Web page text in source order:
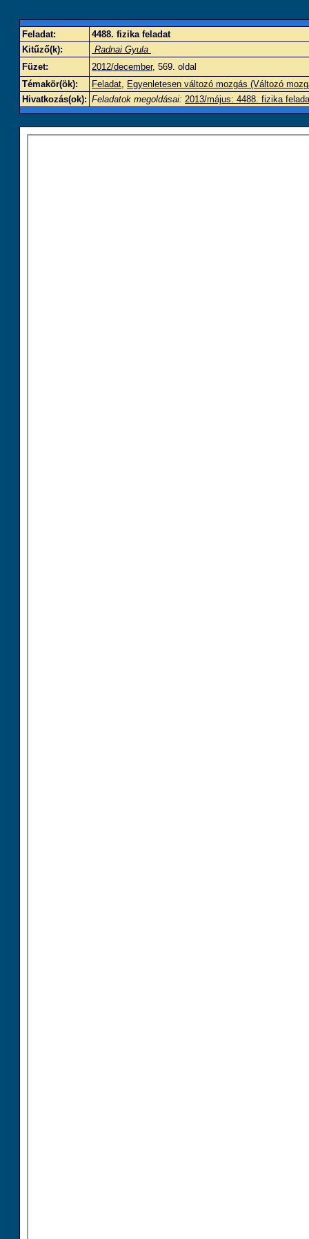
Feladat:
4488. fizika feladat
Kitűző(k):
Radnai Gyula
Füzet:
2012/december, 569. oldal
Témakör(ök):
Feladat, Egyenletesen változó mozgás (Változó
Hivatkozás(ok): Feladatok megoldásai: 2013/május: 4488. fizika